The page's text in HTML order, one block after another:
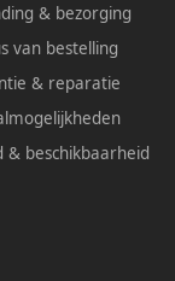
& bezorging
van bestelling
& reparatie
& beschikbaarheid